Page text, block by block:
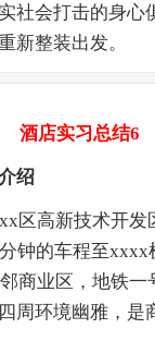
社会打击的身心
新整装出发。
酒店实习总结6
绍
区高新技术开发
钟的车程至xxxx
商业区，地铁一
周环境幽雅，是